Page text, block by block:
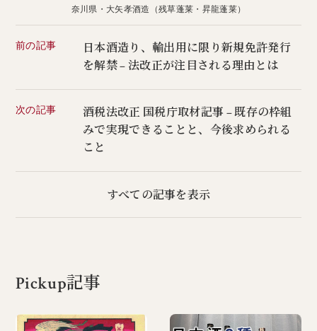
奈川県・大矢孝酒造（残草蓬莱・昇龍蓬莱）
前の記事
日本酒造り、輸出用に限り新規免許発行
を解禁 – 法改正が注目される理由とは
次の記事
酒税法改正 国税庁取材記事 – 既存の枠組
みで実現できることと、今後求められる
こと
すべての記事を表示
Pickup記事